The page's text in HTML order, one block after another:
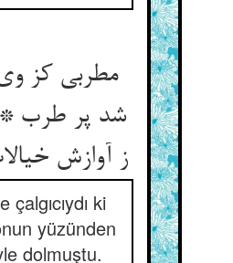
مطربی کز
شد پر طرب
çalgıcıydı ki
yüzünden
dolmuştu.